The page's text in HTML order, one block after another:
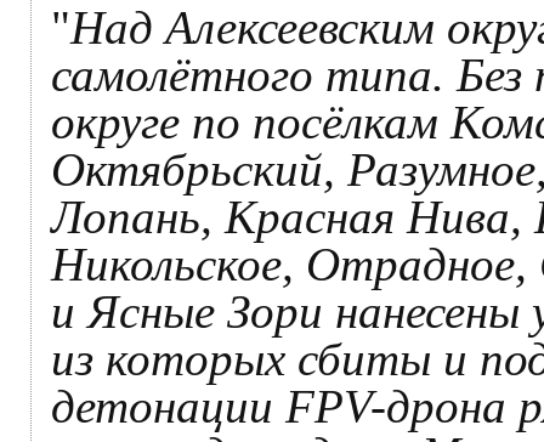
"Над Алексеевским
самолётного типа. Без
округе по посёлкам
Октябрьский,
Лопань, Красная Нива,
Никольское,
и Ясные Зори нанесены
из которых сбиты и
детонации FPV-дрона